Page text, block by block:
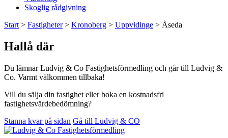
Skoglig rådgivning
Start > Fastigheter> Kronoberg > Uppvidinge > Åseda
Hallå där
Du lämnar Ludvig & Co Fastighetsförmedling och går till Ludvig &
Co. Varmt välkommen tillbaka!
Vill du sälja din fastighet eller boka en kostnadsfri
fastighetsvärdebedömning?
Stanna kvar på sidan Gå till Ludvig & CO